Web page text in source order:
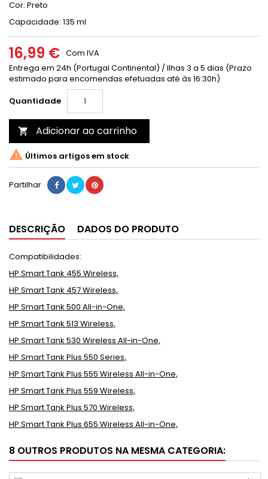
Cor: Preto
Capacidade: 135 ml
16,99 € Com IVA
Entrega em 24h (Portugal Continental) / Ilhas 3 a 5 dias (Prazo
estimado para encomendas efetuadas até às 16:30h)
Quantidade
 Adicionar ao carrinho
 Últimos artigos em stock
Partilhar
DESCRIÇÃO DADOS DO PRODUTO
Compatibilidades:
HP Smart Tank 455 Wireless,
HP Smart Tank 457 Wireless,
HP Smart Tank 500 All-in-One,
HP Smart Tank 513 Wireless,
HP Smart Tank 530 Wireless All-in-One,
HP Smart Tank Plus 550 Series,
HP Smart Tank Plus 555 Wireless All-in-One,
HP Smart Tank Plus 559 Wireless,
HP Smart Tank Plus 570 Wireless,
HP Smart Tank Plus 655 Wireless All-in-One,
8 OUTROS PRODUTOS NA MESMA CATEGORIA: